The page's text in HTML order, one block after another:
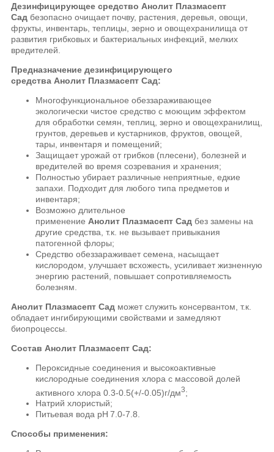
Дезинфицирующее средство Анолит Плазмасепт
Сад безопасно очищает почву, растения, деревья, овощи,
фрукты, инвентарь, теплицы, зерно и овощехранилища от
развития грибковых и бактериальных инфекций, мелких
вредителей.
Предназначение дезинфицирующего
средства Анолит Плазмасепт Сад:
Многофункциональное обеззараживающее
экологически чистое средство с моющим эффектом
для обработки семян, теплиц, зерно и овощехранилищ,
грунтов, деревьев и кустарников, фруктов, овощей,
тары, инвентаря и помещений;
Защищает урожай от грибков (плесени), болезней и
вредителей во время созревания и хранения;
Полностью убирает различные неприятные, едкие
запахи. Подходит для любого типа предметов и
инвентаря;
Возможно длительное
применение Анолит Плазмасепт Сад без замены на
другие средства, т.к. не вызывает привыкания
патогенной флоры;
Средство обеззараживает семена, насыщает
кислородом, улучшает всхожесть, усиливает жизненную
энергию растений, повышает сопротивляемость
болезням.
Анолит Плазмасепт Сад может служить консервантом, т.к.
обладает ингибирующими свойствами и замедляют
биопроцессы.
Состав Анолит Плазмасепт Сад:
Пероксидные соединения и высокоактивные
кислородные соединения хлора с массовой долей
активного хлора 0.3-0.5(+/-0.05)г/дм3;
Натрий хлористый;
Питьевая вода рH 7.0-7.8.
Способы применения: